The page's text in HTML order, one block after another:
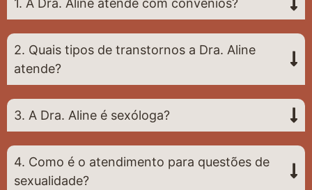
2. Quais tipos de transtornos a Dra. Aline
atende?
3. A Dra. Aline é sexóloga?
4. Como é o atendimento para questões de
sexualidade?